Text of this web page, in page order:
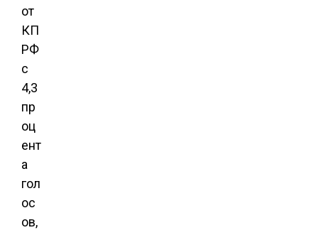
от
КП
РФ
с
4,3
пр
оц
ент
а
гол
ос
ов,